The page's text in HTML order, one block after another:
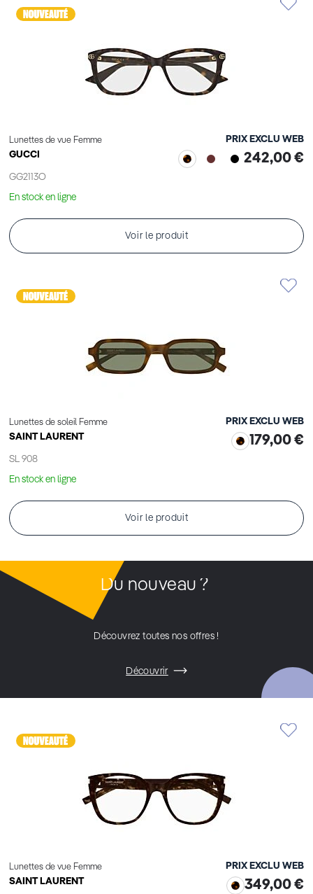
Lunettes de vue Femme
GUCCI
GG2113O
PRIX EXCLU WEB
242,00 €
En stock en ligne
Voir le produit
Lunettes de soleil Femme
SAINT LAURENT
SL 908
PRIX EXCLU WEB
179,00 €
En stock en ligne
Voir le produit
Du nouveau ?
Découvrez toutes nos offres !
Découvrir
Lunettes de vue Femme
SAINT LAURENT
PRIX EXCLU WEB
349,00 €